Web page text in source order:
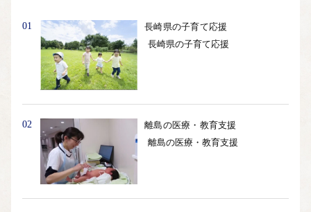
01
長崎県の子育て応援
長崎県の子育て応援
02
離島の医療・教育支援
離島の医療・教育支援